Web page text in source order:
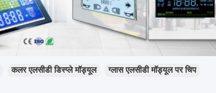
कलर एलसीडी डिस्प्ले मॉड्यूल ग्लास एलसीडी मॉड्यूल पर चिप